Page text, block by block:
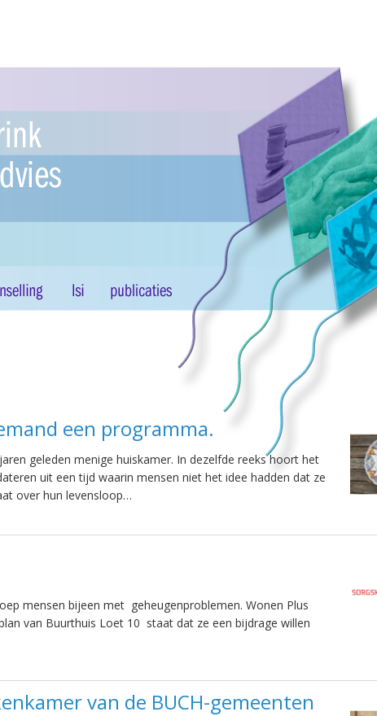
een programma.
geleden menige huiskamer. In dezelfde reeks hoort het
uit een tijd waarin mensen niet het idee hadden dat ze
over hun levensloop…
mensen bijeen met geheugenproblemen. Wonen Plus
van Buurthuis Loet 10 staat dat ze een bijdrage willen
van de BUCH-gemeenten